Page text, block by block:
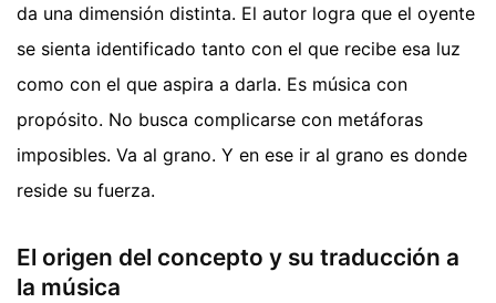
da una dimensión distinta. El autor logra que el oyente
se sienta identificado tanto con el que recibe esa luz
como con el que aspira a darla. Es música con
propósito. No busca complicarse con metáforas
imposibles. Va al grano. Y en ese ir al grano es donde
reside su fuerza.
El origen del concepto y su traducción a
la música